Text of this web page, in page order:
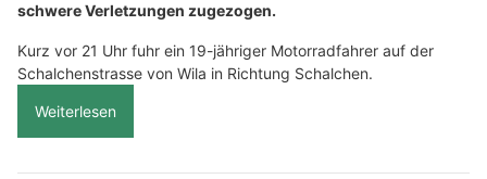
schwere Verletzungen zugezogen.
Kurz vor 21 Uhr fuhr ein 19-jähriger Motorradfahrer auf der
Schalchenstrasse von Wila in Richtung Schalchen.
Weiterlesen